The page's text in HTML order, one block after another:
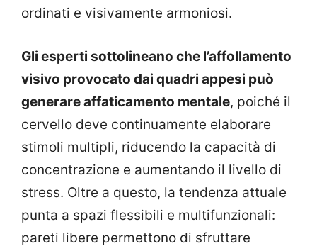
ordinati e visivamente armoniosi.
Gli esperti sottolineano che l’affollamento
visivo provocato dai quadri appesi può
generare affaticamento mentale, poiché il
cervello deve continuamente elaborare
stimoli multipli, riducendo la capacità di
concentrazione e aumentando il livello di
stress. Oltre a questo, la tendenza attuale
punta a spazi flessibili e multifunzionali:
pareti libere permettono di sfruttare